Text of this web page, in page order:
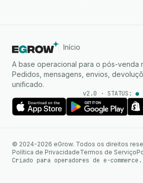
Início
A base operacional para o pós-venda
Pedidos, mensagens, envios,
unificado.
v2.0 · STATUS: ●
© 2024-2026 eGrow. Todos os direitos
Política de PrivacidadeTermos de Serviço
Criado para operadores de e-commerce.
WhatsApp